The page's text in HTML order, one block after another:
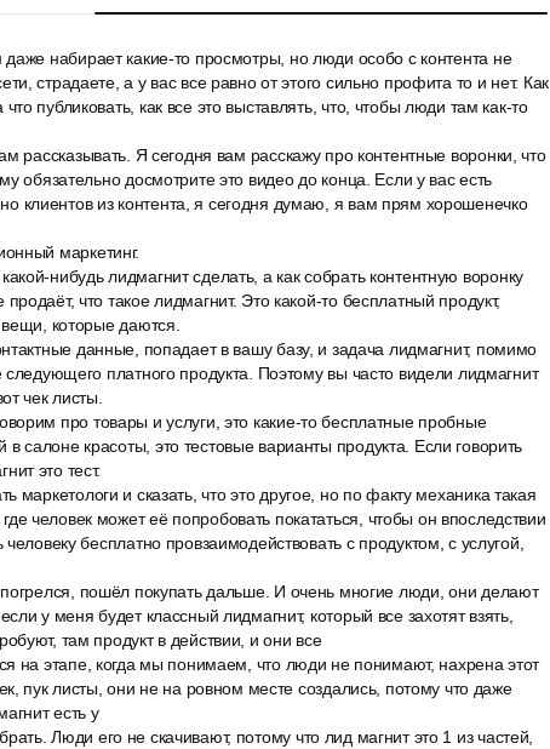
набирает какие-то просмотры, но люди особо с контента не
страдаете, а у вас все равно от этого сильно профита то и нет. Как
публиковать, как все это выставлять, что, чтобы люди там как-то
рассказывать. Я сегодня вам расскажу про контентные воронки, что
обязательно досмотрите это видео до конца. Если у вас есть
клиентов из контента, я сегодня думаю, я вам прям хорошенечко
маркетинг.
нибудь лидмагнит сделать, а как собрать контентную воронку
что такое лидмагнит. Это какой-то бесплатный продукт,
вещи, которые даются.
данные, попадает в вашу базу, и задача лидмагнит, помимо
следующего платного продукта. Поэтому вы часто видели лидмагнит
чек листы.
про товары и услуги, это какие-то бесплатные пробные
салоне красоты, это тестовые варианты продукта. Если говорить
это тест.
маркетологи и сказать, что это другое, но по факту механика такая
человек может её попробовать покататься, чтобы он впоследствии
бесплатно провзаимодействовать с продуктом, с услугой,
пошёл покупать дальше. И очень многие люди, они делают
у меня будет классный лидмагнит, который все захотят взять,
там продукт в действии, и они все
на этапе, когда мы понимаем, что люди не понимают, нахрена этот
пук листы, они не на ровном месте создались, потому что даже
есть у
Люди его не скачивают, потому что лид магнит это 1 из частей,